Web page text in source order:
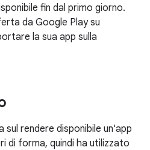
fin dal primo giorno.
da Google Play su
la sua app sulla
rendere disponibile un'app
di forma, quindi ha utilizzato